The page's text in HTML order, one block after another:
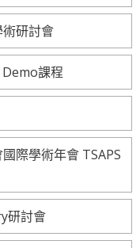
研討會
課程
際學術年會 TSAPS
研討會